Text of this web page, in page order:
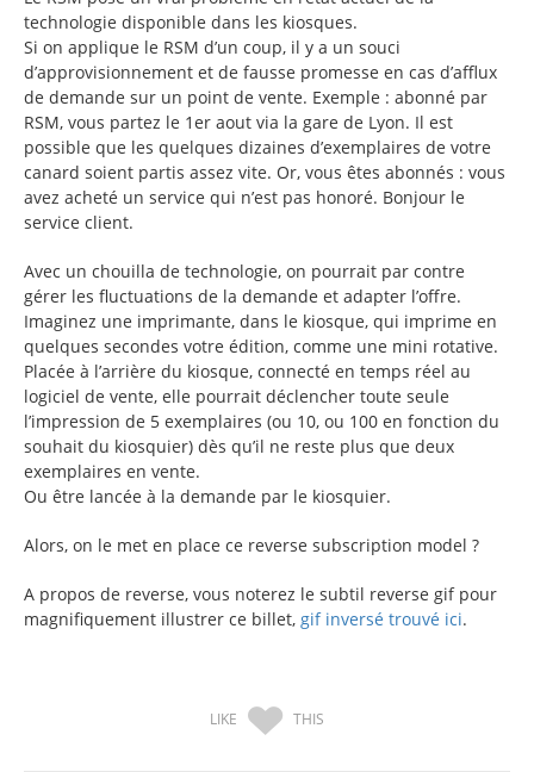
technologie disponible dans les kiosques.
Si on applique le RSM d’un coup, il y a un souci
d’approvisionnement et de fausse promesse en cas d’afflux
de demande sur un point de vente. Exemple : abonné par
RSM, vous partez le 1er aout via la gare de Lyon. Il est
possible que les quelques dizaines d’exemplaires de votre
canard soient partis assez vite. Or, vous êtes abonnés : vous
avez acheté un service qui n’est pas honoré. Bonjour le
service client.
Avec un chouilla de technologie, on pourrait par contre
gérer les fluctuations de la demande et adapter l’offre.
Imaginez une imprimante, dans le kiosque, qui imprime en
quelques secondes votre édition, comme une mini rotative.
Placée à l’arrière du kiosque, connecté en temps réel au
logiciel de vente, elle pourrait déclencher toute seule
l’impression de 5 exemplaires (ou 10, ou 100 en fonction du
souhait du kiosquier) dès qu’il ne reste plus que deux
exemplaires en vente.
Ou être lancée à la demande par le kiosquier.
Alors, on le met en place ce reverse subscription model ?
A propos de reverse, vous noterez le subtil reverse gif pour
magnifiquement illustrer ce billet, gif inversé trouvé ici.
LIKE THIS